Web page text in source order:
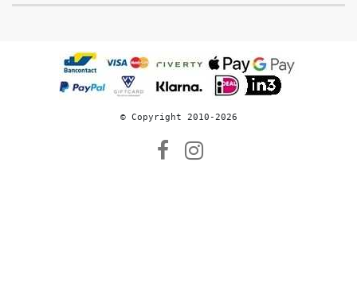
© Copyright 2010-2026